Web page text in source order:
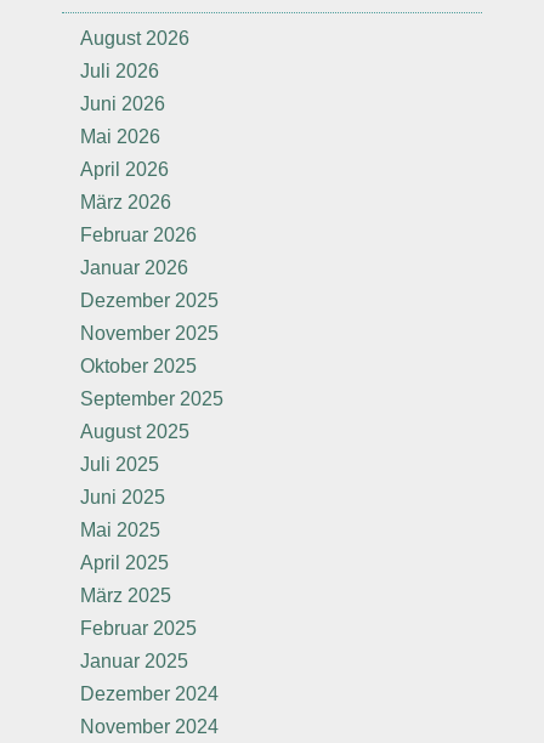
August 2026
Juli 2026
Juni 2026
Mai 2026
April 2026
März 2026
Februar 2026
Januar 2026
Dezember 2025
November 2025
Oktober 2025
September 2025
August 2025
Juli 2025
Juni 2025
Mai 2025
April 2025
März 2025
Februar 2025
Januar 2025
Dezember 2024
November 2024